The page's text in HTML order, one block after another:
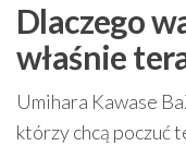
Dlaczego
właśnie
Umihara Kawase
którzy chcą poczuć